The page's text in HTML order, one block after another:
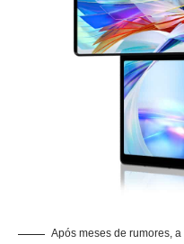
Após meses de rumores,